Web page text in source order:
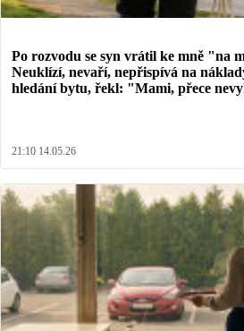
Po rozvodu se syn vrátil ke mně "na
Neuklízí, nevaří, nepřispívá na
hledání bytu, řekl: "Mami, přece
21:10 14.05.26